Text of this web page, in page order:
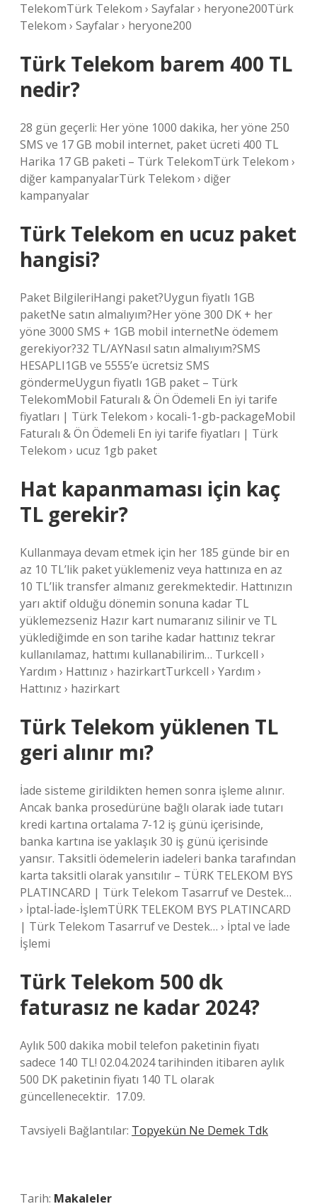
TelekomTürk Telekom › Sayfalar › heryone200Türk
Telekom › Sayfalar › heryone200
Türk Telekom barem 400 TL
nedir?
28 gün geçerli: Her yöne 1000 dakika, her yöne 250
SMS ve 17 GB mobil internet, paket ücreti 400 TL
Harika 17 GB paketi – Türk TelekomTürk Telekom ›
diğer kampanyalarTürk Telekom › diğer
kampanyalar
Türk Telekom en ucuz paket
hangisi?
Paket BilgileriHangi paket?Uygun fiyatlı 1GB
paketNe satın almalıyım?Her yöne 300 DK + her
yöne 3000 SMS + 1GB mobil internetNe ödemem
gerekiyor?32 TL/AYNasıl satın almalıyım?SMS
HESAPLI1GB ve 5555’e ücretsiz SMS
göndermeUygun fiyatlı 1GB paket – Türk
TelekomMobil Faturalı & Ön Ödemeli En iyi tarife
fiyatları | Türk Telekom › kocali-1-gb-packageMobil
Faturalı & Ön Ödemeli En iyi tarife fiyatları | Türk
Telekom › ucuz 1gb paket
Hat kapanmaması için kaç
TL gerekir?
Kullanmaya devam etmek için her 185 günde bir en
az 10 TL’lik paket yüklemeniz veya hattınıza en az
10 TL’lik transfer almanız gerekmektedir. Hattınızın
yarı aktif olduğu dönemin sonuna kadar TL
yüklemezseniz Hazır kart numaranız silinir ve TL
yüklediğimde en son tarihe kadar hattınız tekrar
kullanılamaz, hattımı kullanabilirim… Turkcell ›
Yardım › Hattınız › hazirkartTurkcell › Yardım ›
Hattınız › hazirkart
Türk Telekom yüklenen TL
geri alınır mı?
İade sisteme girildikten hemen sonra işleme alınır.
Ancak banka prosedürüne bağlı olarak iade tutarı
kredi kartına ortalama 7-12 iş günü içerisinde,
banka kartına ise yaklaşık 30 iş günü içerisinde
yansır. Taksitli ödemelerin iadeleri banka tarafından
karta taksitli olarak yansıtılır – TÜRK TELEKOM BYS
PLATINCARD | Türk Telekom Tasarruf ve Destek…
› İptal-İade-İşlemTÜRK TELEKOM BYS PLATINCARD
| Türk Telekom Tasarruf ve Destek… › İptal ve İade
İşlemi
Türk Telekom 500 dk
faturasız ne kadar 2024?
Aylık 500 dakika mobil telefon paketinin fiyatı
sadece 140 TL! 02.04.2024 tarihinden itibaren aylık
500 DK paketinin fiyatı 140 TL olarak
güncellenecektir. ​ 17.09.
Tavsiyeli Bağlantılar: Topyekün Ne Demek Tdk
Tarih: Makaleler